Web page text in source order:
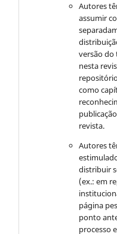
Autores
assumir
versão do
nesta
como
revista.
Autores
distribuir
(ex.: em
página
ponto
processo